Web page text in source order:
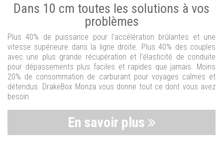
Dans 10 cm toutes les solutions à vos
problèmes
Plus 40% de puissance pour l'accélération brûlantes et une
vitesse supérieure dans la ligne droite. Plus 40% des couples
avec une plus grande récupération et l'élasticité de conduite
pour dépassements plus faciles et rapides que jamais. Moins
20% de consommation de carburant pour voyages calmes et
détendus. DrakeBox Monza vous donne tout ce dont vous avez
besoin.
En savoir plus